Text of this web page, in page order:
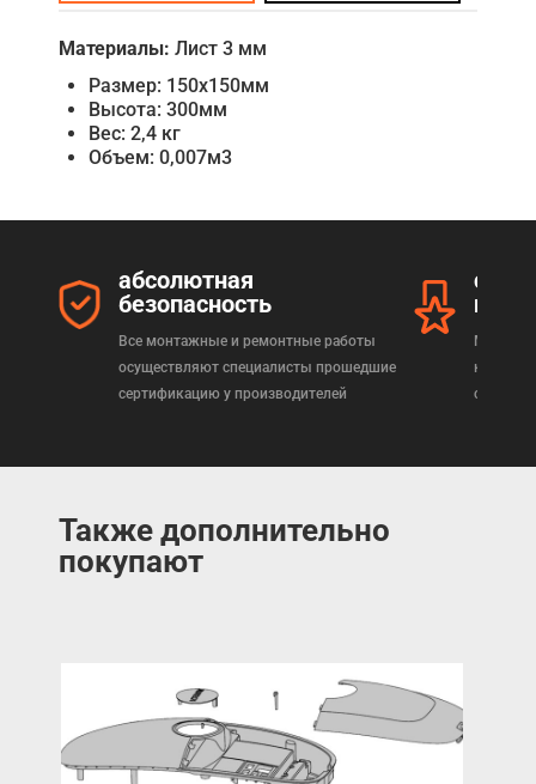
Материалы: Лист 3 мм
Размер: 150х150мм
Высота: 300мм
Вес: 2,4 кг
Объем: 0,007м3
абсолютная
безопасность
Все монтажные и ремонтные работы
осуществляют специалисты прошедшие
сертификацию у производителей
Мы
Также дополнительно
покупают